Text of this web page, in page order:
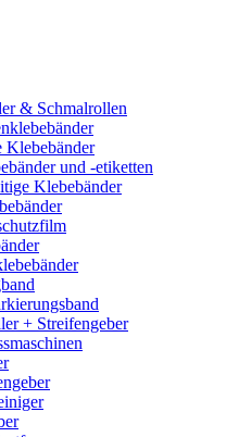
& Schmalrollen
Klebebänder
und -etiketten
Klebebänder
+ Streifengeber